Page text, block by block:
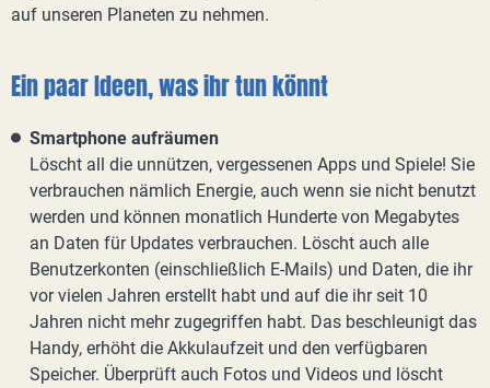
auf unseren Planeten zu nehmen.
Ein paar Ideen, was ihr tun könnt
Smartphone aufräumen
Löscht all die unnützen, vergessenen Apps und Spiele! Sie
verbrauchen nämlich Energie, auch wenn sie nicht benutzt
werden und können monatlich Hunderte von Megabytes
an Daten für Updates verbrauchen. Löscht auch alle
Benutzerkonten (einschließlich E-Mails) und Daten, die ihr
vor vielen Jahren erstellt habt und auf die ihr seit 10
Jahren nicht mehr zugegriffen habt. Das beschleunigt das
Handy, erhöht die Akkulaufzeit und den verfügbaren
Speicher. Überprüft auch Fotos und Videos und löscht